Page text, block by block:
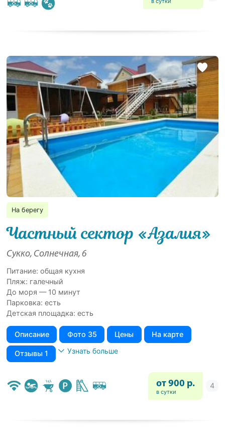
На берегу
Частный сектор «Азалия»
Сукко, Солнечная, 6
Питание: общая кухня
Пляж: галечный
До моря — 10 минут
Парковка: есть
Детская площадка: есть
Описание Фото 35 Цены На карте
Отзывы 1 Узнать больше
от 900 р.
в сутки